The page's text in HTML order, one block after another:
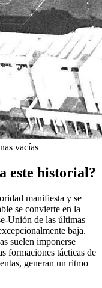
vacías
este historial?
manifiesta y se
se convierte en la
Unión de las últimas
baja.
suelen imponerse
formaciones tácticas de
generan un ritmo